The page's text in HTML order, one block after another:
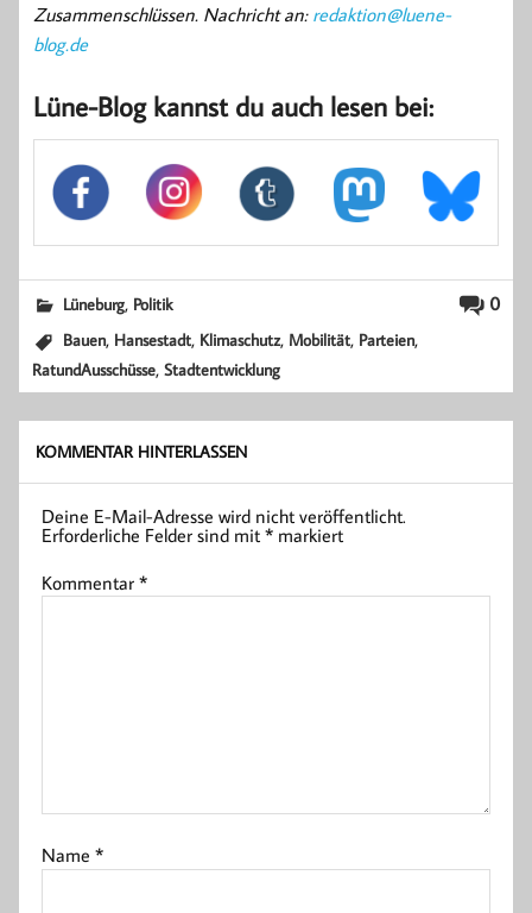
Zusammenschlüssen. Nachricht an: redaktion@luene-
blog.de
Lüne-Blog kannst du auch lesen bei:
0
Lüneburg, Politik
Bauen, Hansestadt, Klimaschutz, Mobilität, Parteien,
RatundAusschüsse,Stadtentwicklung
KOMMENTAR HINTERLASSEN
Deine E-Mail-Adresse wird nicht veröffentlicht.
Erforderliche Felder sind mit* markiert
Kommentar*
Name*